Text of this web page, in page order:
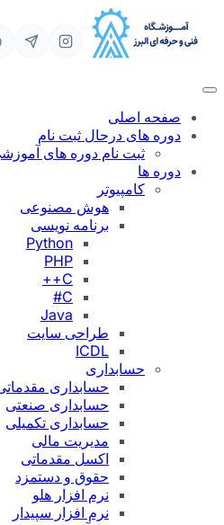
محتوا
صفحه اصلی
دوره های درحال ثبت نام
ثبت نام دوره های
دوره ها
کامپیوتر
هوش مصنوعی
برنامه نویسی
Python
PHP
C++
C#
Java
طراحی سایت
ICDL
حسابداری
حسابداری
حسابداری صنعتی
حسابداری تکمیلی
مدیریت مالی
اکسل مقدماتی
حقوق و دستمزد
نرم افزار هلو
نرم افزار سپیدار